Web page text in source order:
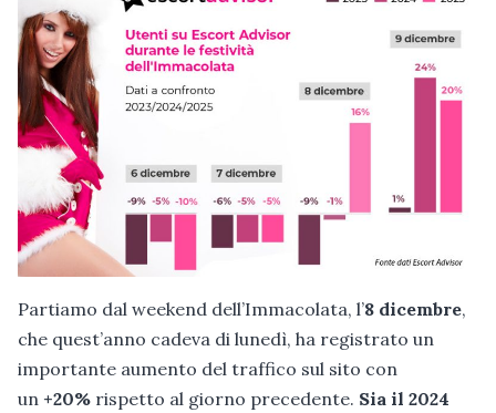
Partiamo dal weekend dell’Immacolata, l’8 dicembre,
che quest’anno cadeva di lunedì, ha registrato un
importante aumento del traffico sul sito con
un +20% rispetto al giorno precedente. Sia il 2024